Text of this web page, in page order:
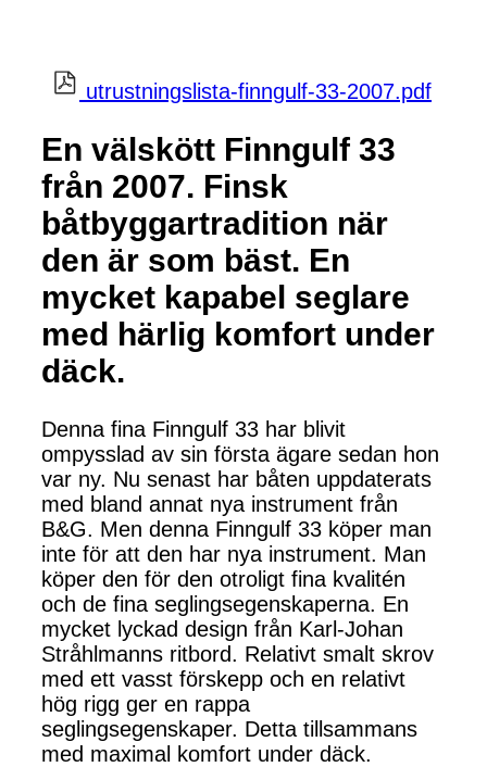
utrustningslista-finngulf-33-2007.pdf
En välskött Finngulf 33
från 2007. Finsk
båtbyggartradition när
den är som bäst. En
mycket kapabel seglare
med härlig komfort under
däck.
Denna fina Finngulf 33 har blivit
ompysslad av sin första ägare sedan hon
var ny. Nu senast har båten uppdaterats
med bland annat nya instrument från
B&G. Men denna Finngulf 33 köper man
inte för att den har nya instrument. Man
köper den för den otroligt fina kvalitén
och de fina seglingsegenskaperna. En
mycket lyckad design från Karl-Johan
Stråhlmanns ritbord. Relativt smalt skrov
med ett vasst förskepp och en relativt
hög rigg ger en rappa
seglingsegenskaper. Detta tillsammans
med maximal komfort under däck.